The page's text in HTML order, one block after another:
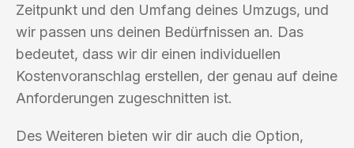
Zeitpunkt und den Umfang deines Umzugs, und
wir passen uns deinen Bedürfnissen an. Das
bedeutet, dass wir dir einen individuellen
Kostenvoranschlag erstellen, der genau auf deine
Anforderungen zugeschnitten ist.
Des Weiteren bieten wir dir auch die Option,